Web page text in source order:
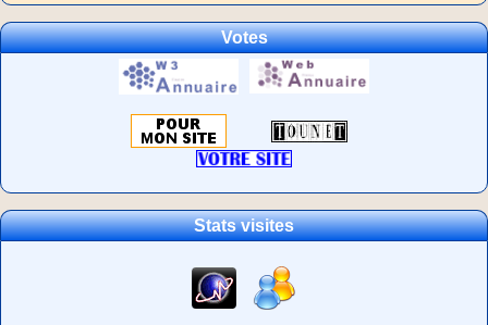
Votes
Stats visites